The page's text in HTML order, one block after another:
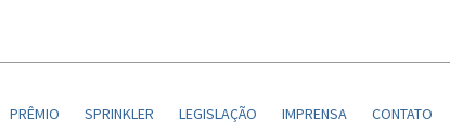
PRÊMIO SPRINKLER LEGISLAÇÃO IMPRENSA CONTATO